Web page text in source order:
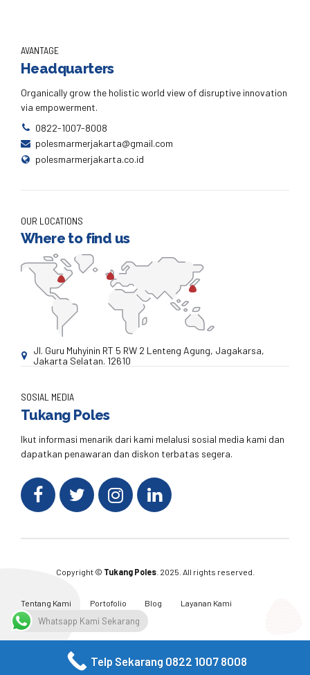
AVANTAGE
Headquarters
Organically grow the holistic world view of disruptive innovation
via empowerment.
0822-1007-8008
polesmarmerjakarta@gmail.com
polesmarmerjakarta.co.id
OUR LOCATIONS
Where to find us
Jl. Guru Muhyinin RT 5 RW 2 Lenteng Agung, Jagakarsa,
Jakarta Selatan. 12610
SOSIAL MEDIA
Tukang Poles
Ikut informasi menarik dari kami melalusi sosial media kami dan
dapatkan penawaran dan diskon terbatas segera.
Copyright © Tukang Poles. 2025. All rights reserved.
Tentang Kami Portofolio Blog
Layanan Kami
Kontak Kami
Facebook Twitter Instagram Email
Whatsapp Kami Sekarang
Telp Sekarang 0822 1007 8008